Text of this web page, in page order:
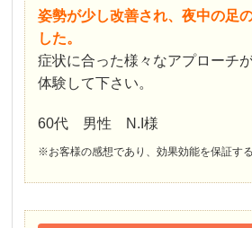
姿勢が少し改善され、夜中の足
した。
症状に合った様々なアプローチ
体験して下さい。
60代 男性 N.I様
※お客様の感想であり、効果効能を保証す